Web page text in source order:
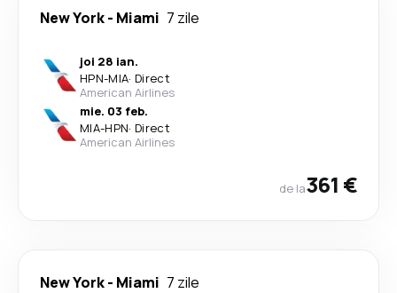
New York- Miami 7 zile
joi 28 ian.
HPN-MIA· Direct
American Airlines
mie. 03 feb.
MIA-HPN· Direct
American Airlines
de la361 €
New York- Miami 7 zile